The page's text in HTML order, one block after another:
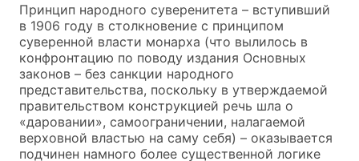
Принцип народного суверенитета – вступивший
в 1906 году в столкновение с принципом
суверенной власти монарха (что вылилось в
конфронтацию по поводу издания Основных
законов – без санкции народного
представительства, поскольку в утверждаемой
правительством конструкцией речь шла о
«даровании», самоограничении, налагаемой
верховной властью на саму себя) – оказывается
подчинен намного более существенной логике